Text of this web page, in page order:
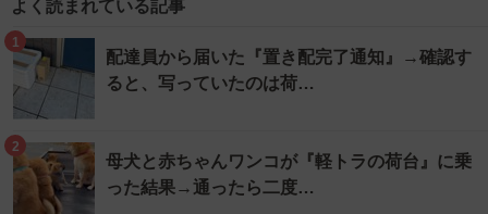
よく読まれている記事
1
配達員から届いた『置き配完了通知』→確認す
ると、写っていたのは荷…
2
母犬と赤ちゃんワンコが『軽トラの荷台』に乗
った結果→通ったら二度…